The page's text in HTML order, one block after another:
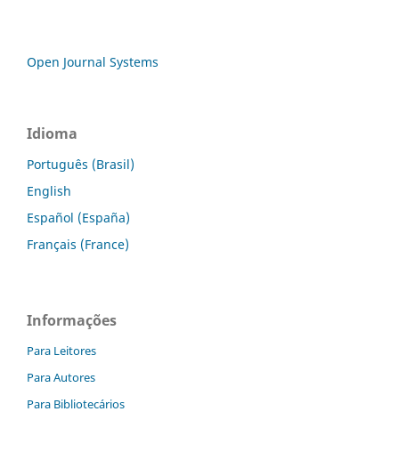
Open Journal Systems
Idioma
Português (Brasil)
English
Español (España)
Français (France)
Informações
Para Leitores
Para Autores
Para Bibliotecários